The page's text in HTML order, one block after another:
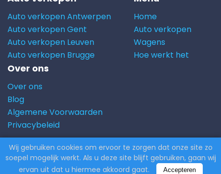
Auto verkopen Antwerpen
Auto verkopen Gent
Auto verkopen Leuven
Auto verkopen Brugge
Home
Auto verkopen
Wagens
Hoe werkt het
Over ons
Over ons
Blog
Algemene Voorwaarden
Privacybeleid
© 2026 Carito.com. | Alle rechten voorbehouden |
Powered byCodiCo.io
Wij gebruiken cookies om ervoor te zorgen dat onze site zo
soepel mogelijk werkt. Als u deze site blijft gebruiken, gaan wij
ervan uit dat u hiermee akkoord gaat.
Accepteren